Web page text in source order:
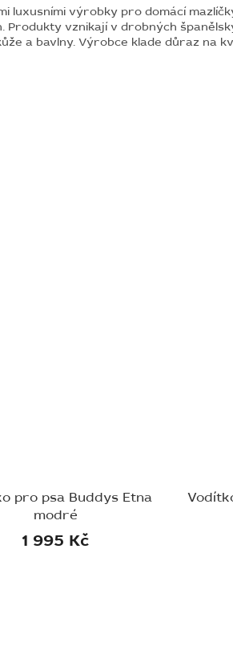
luxusními výrobky pro domácí
vznikají v drobných
a bavlny. Výrobce klade důraz na
pro psa Buddys Etna
modré
1 995 Kč